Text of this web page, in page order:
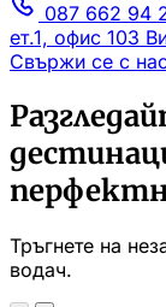
087 662 94
ет.1, офис 103
Свържи се с
Тръгнете на
водач.